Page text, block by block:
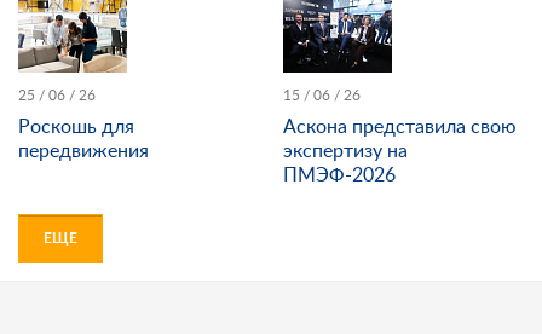
25 / 06 / 26
Роскошь для
передвижения
15 / 06 / 26
Аскона представила свою
экспертизу на
ПМЭФ-2026
ЕЩЕ